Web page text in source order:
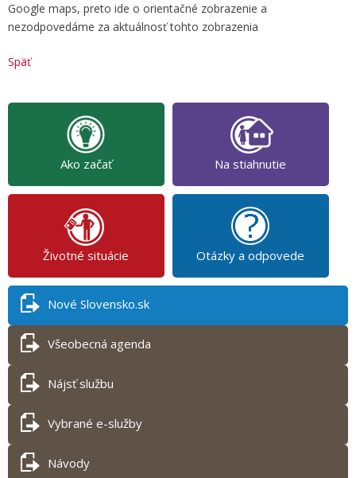
Google maps, preto ide o orientačné zobrazenie a
nezodpovedáme za aktuálnosť tohto zobrazenia
Späť
Ako začať Na stiahnutie
Životné situácie Otázky a odpovede
Nové Slovensko.sk
Všeobecná agenda
Nájsť službu
Vybrané e-služby
Návody